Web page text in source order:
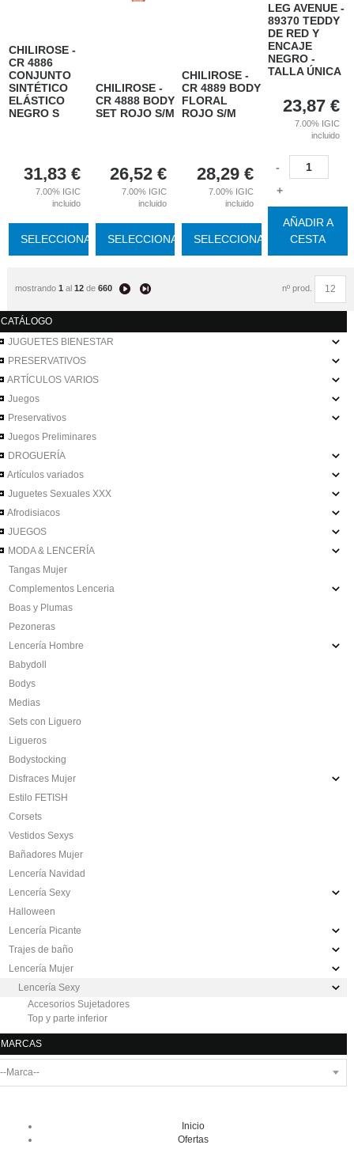
CHILIROSE -
CR 4886
CONJUNTO
SINTÉTICO
ELÁSTICO
NEGRO S
31,83 €
7.00% IGIC
incluido
SELECCIONAR
CHILIROSE -
CR 4888 BODY
SET ROJO S/M
26,52 €
7.00% IGIC
incluido
SELECCIONAR
CHILIROSE -
CR 4889 BODY
FLORAL
ROJO S/M
28,29 €
7.00% IGIC
incluido
SELECCIONAR
LEG AVENUE -
89370 TEDDY
DE RED Y
ENCAJE
NEGRO -
TALLA ÚNICA
23,87 €
7.00% IGIC
incluido
-
+
AÑADIR A
CESTA
mostrando 1 al 12de 660 nº prod.
CATÁLOGO
JUGUETES BIENESTAR
PRESERVATIVOS
ARTÍCULOS VARIOS
Juegos
Preservativos
Juegos Preliminares
DROGUERÍA
Artículos variados
Juguetes Sexuales XXX
Afrodisiacos
JUEGOS
MODA & LENCERÍA
Tangas Mujer
Complementos Lenceria
Boas y Plumas
Pezoneras
Lencería Hombre
Babydoll
Bodys
Medias
Sets con Liguero
Ligueros
Bodystocking
Disfraces Mujer
Estilo FETISH
Corsets
Vestidos Sexys
Bañadores Mujer
Lencería Navidad
Lencería Sexy
Halloween
Lencería Picante
Trajes de baño
Lencería Mujer
Lencería Sexy
Accesorios Sujetadores
Top y parte inferior
MARCAS
Inicio
Ofertas